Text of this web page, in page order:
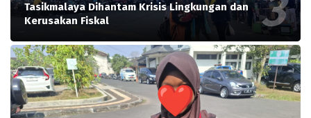
Tasikmalaya Dihantam Krisis Lingkungan dan
Kerusakan Fiskal